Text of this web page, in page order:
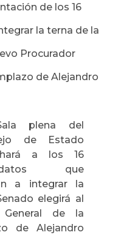
de los 16
la terna de la
Procurador
de Alejandro
plena del
de Estado
a los 16
que
a integrar la
elegirá al
General de la
de Alejandro